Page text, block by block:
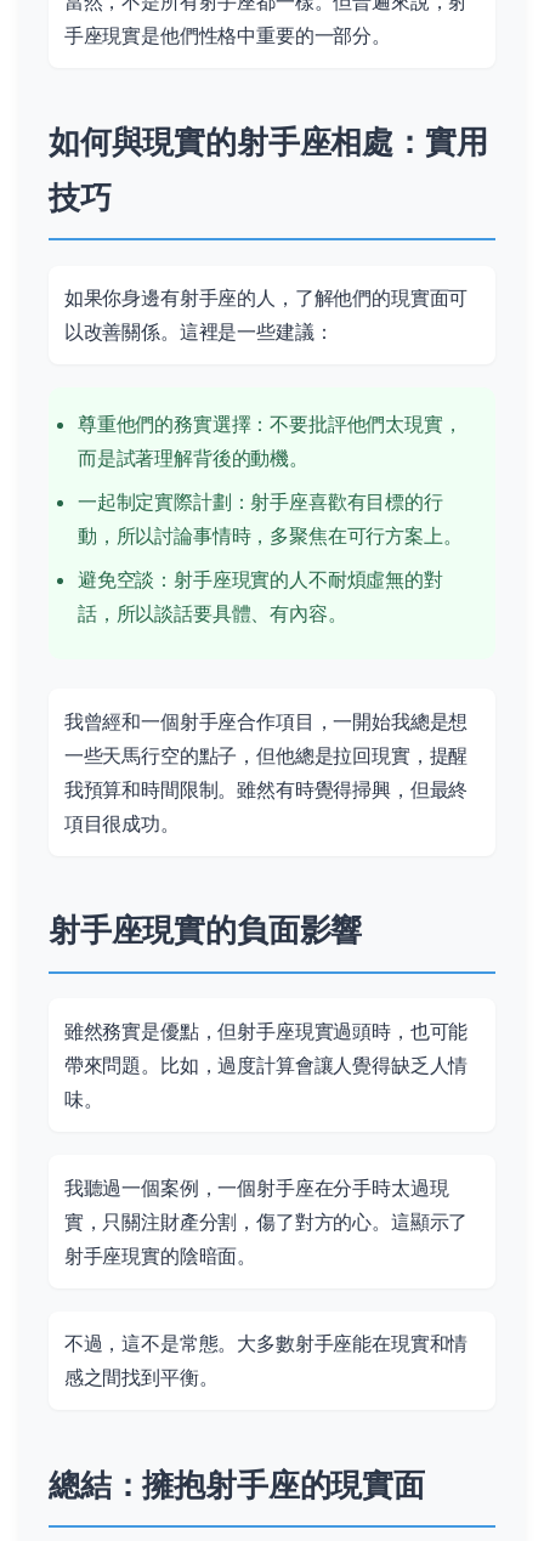
手座現實是他們性格中重要的一部分。
如何與現實的射手座相處：實用
技巧
如果你身邊有射手座的人，了解他們的現實面可
以改善關係。這裡是一些建議：
尊重他們的務實選擇：不要批評他們太現實，
而是試著理解背後的動機。
一起制定實際計劃：射手座喜歡有目標的行
動，所以討論事情時，多聚焦在可行方案上。
避免空談：射手座現實的人不耐煩虛無的對
話，所以談話要具體、有內容。
我曾經和一個射手座合作項目，一開始我總是想
一些天馬行空的點子，但他總是拉回現實，提醒
我預算和時間限制。雖然有時覺得掃興，但最終
項目很成功。
射手座現實的負面影響
雖然務實是優點，但射手座現實過頭時，也可能
帶來問題。比如，過度計算會讓人覺得缺乏人情
味。
我聽過一個案例，一個射手座在分手時太過現
實，只關注財產分割，傷了對方的心。這顯示了
射手座現實的陰暗面。
不過，這不是常態。大多數射手座能在現實和情
感之間找到平衡。
總結：擁抱射手座的現實面